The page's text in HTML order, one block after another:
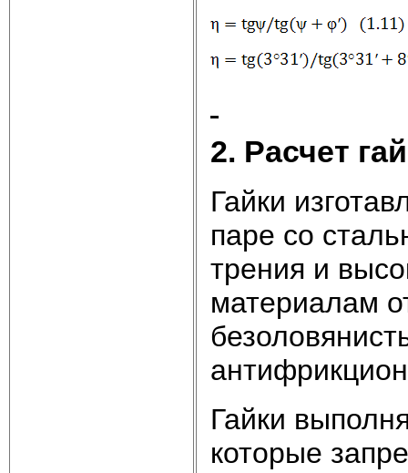
2. Расчет
Гайки
паре со
трения и
материалам
Гайки
которые